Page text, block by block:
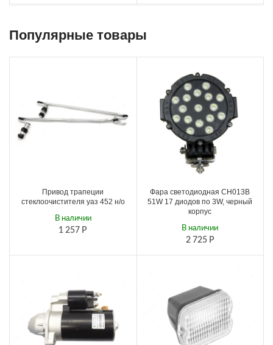
Популярные товары
Привод трапеции
стеклоочистителя уаз 452 н/о
1 257 Р
В наличии
Фара светодиодная CH013В
51W 17 диодов по 3W, черный
корпус
2 725 Р
В наличии